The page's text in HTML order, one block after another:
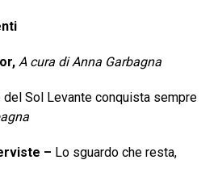
A cura di Anna Garbagna
del Sol Levante conquista sempre
– Lo sguardo che resta,